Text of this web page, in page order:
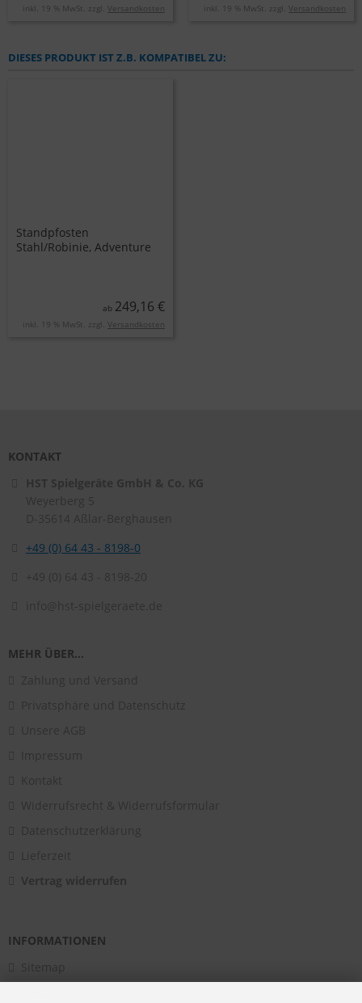
inkl. 19 % MwSt. zzgl. Versandkosten inkl. 19 % MwSt. zzgl. Versandkosten
DIESES PRODUKT IST Z.B. KOMPATIBEL ZU:
Standpfosten
Stahl/Robinie, Adventure
ab 249,16 €
inkl. 19 % MwSt. zzgl. Versandkosten
KONTAKT
HST Spielgeräte GmbH & Co. KG
Weyerberg 5
D-35614 Aßlar-Berghausen
+49 (0) 64 43 - 8198-0
+49 (0) 64 43 - 8198-20
info@hst-spielgeraete.de
MEHR ÜBER...
Zahlung und Versand
Privatsphäre und Datenschutz
Unsere AGB
Impressum
Kontakt
Widerrufsrecht & Widerrufsformular
Datenschutzerklärung
Lieferzeit
Vertrag widerrufen
INFORMATIONEN
Sitemap